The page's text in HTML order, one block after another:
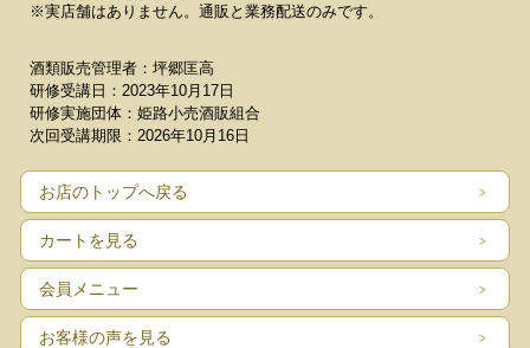
※実店舗はありません。通販と業務配送のみです。
酒類販売管理者：坪郷匡高
研修受講日：2023年10月17日
研修実施団体：姫路小売酒販組合
次回受講期限：2026年10月16日
お店のトップへ戻る
カートを見る
会員メニュー
お客様の声を見る